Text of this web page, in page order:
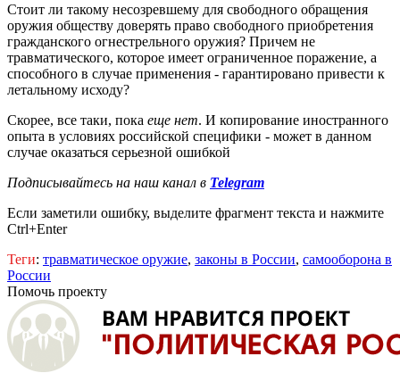
Стоит ли такому несозревшему для свободного обращения
оружия обществу доверять право свободного приобретения
гражданского огнестрельного оружия? Причем не
травматического, которое имеет ограниченное поражение, а
способного в случае применения - гарантировано привести к
летальному исходу?
Скорее, все таки, пока еще нет. И копирование иностранного
опыта в условиях российской специфики - может в данном
случае оказаться серьезной ошибкой
Подписывайтесь на наш канал в Telegram
Если заметили ошибку, выделите фрагмент текста и нажмите
Ctrl+Enter
Теги: травматическое оружие, законы в России, самооборона в
России
Помочь проекту